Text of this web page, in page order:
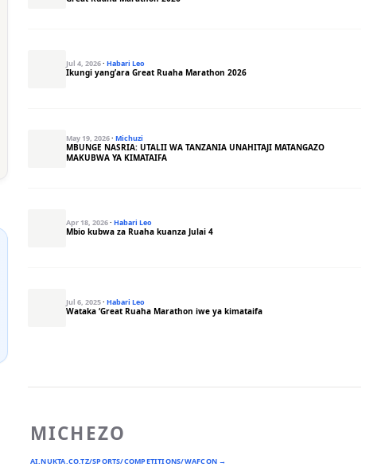
Jul 4, 2026·Habari Leo
Ikungi yang’ara Great Ruaha Marathon 2026
May 19, 2026·Michuzi
MBUNGE NASRIA: UTALII WA TANZANIA UNAHITAJI MATANGAZO
MAKUBWA YA KIMATAIFA
Apr 18, 2026·Habari Leo
Mbio kubwa za Ruaha kuanza Julai 4
Jul 6, 2025·Habari Leo
Wataka ‘Great Ruaha Marathon iwe ya kimataifa
MICHEZO
AI.NUKTA.CO.TZ/SPORTS/COMPETITIONS/WAFCON →